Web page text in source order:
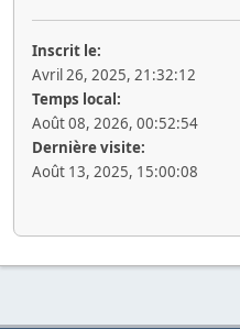
Inscrit le:
Avril 26, 2025, 21:32:12
Temps local:
Août 08, 2026, 00:52:54
Dernière visite:
Août 13, 2025, 15:00:08